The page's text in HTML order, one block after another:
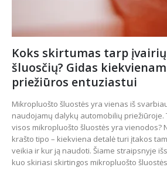
Koks skirtumas tarp
šluosčių? Gidas
priežiūros entuziastui
Mikropluošto šluostės yra vienas iš
naudojamų dalykų automobilių priežiūroje.
visos mikropluošto šluostės yra vienodos?
krašto tipo – kiekviena detalė turi įtakos
veikia ir kur ją naudoti. Šiame straipsnyje
kuo skiriasi skirtingos mikropluošto